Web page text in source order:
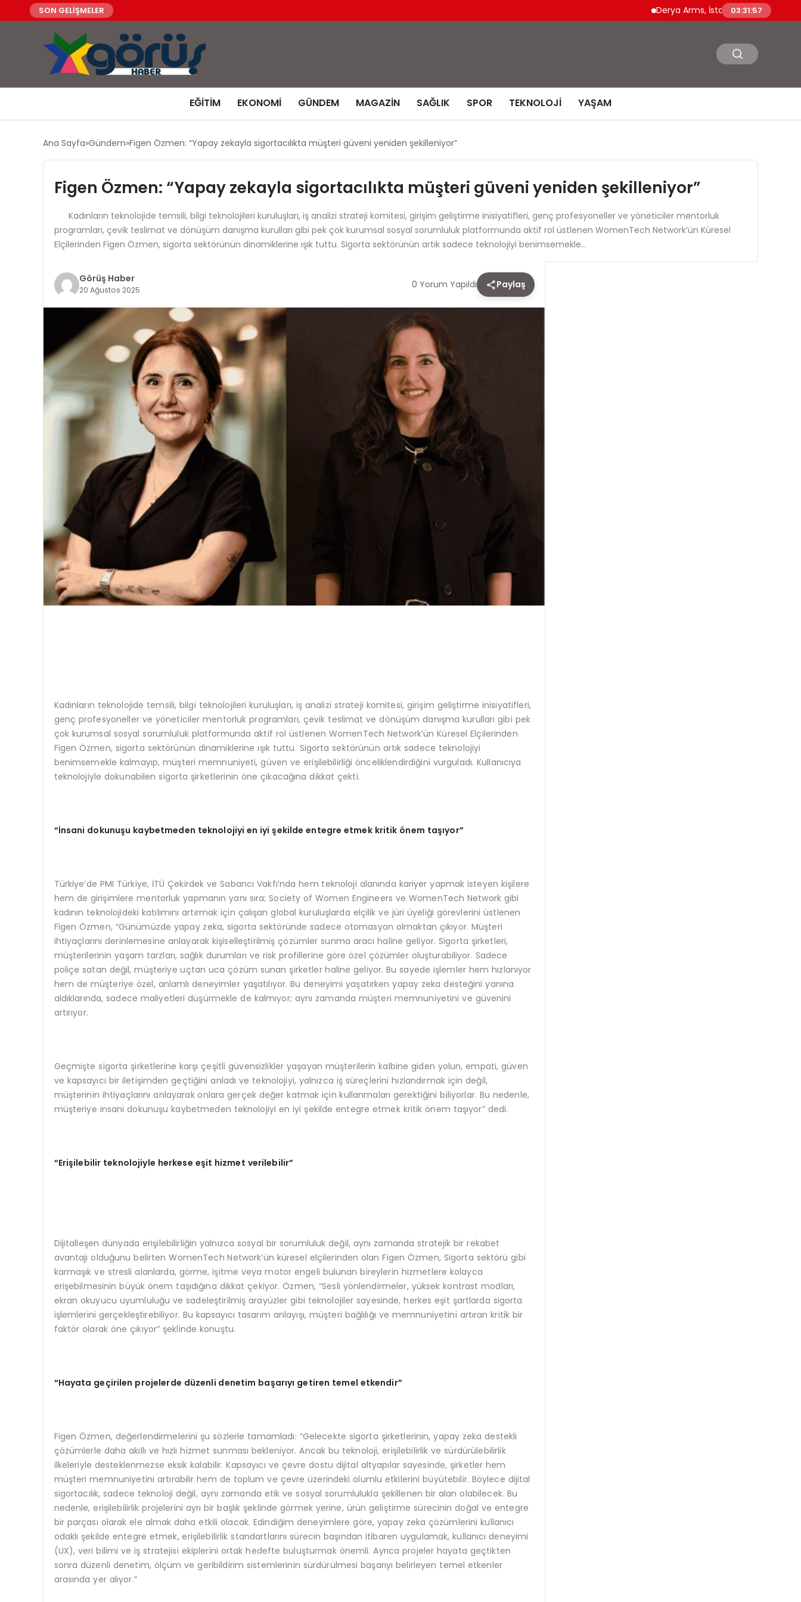
SON GELİŞMELER Derya Arms, İstanbul Prohunt 2026’da
03:31:58
EĞITIM EKONOMI GÜNDEM MAGAZIN SAĞLIK SPOR TEKNOLOJI YAŞAM
Ana Sayfa Gündem Figen Özmen: “Yapay zekayla sigortacılıkta müşteri güveni yeniden şekilleniyor”
Figen Özmen: “Yapay zekayla sigortacılıkta müşteri güveni yeniden şekilleniyor”
Kadınların teknolojide temsili, bilgi teknolojileri kuruluşları, iş analizi strateji komitesi, girişim geliştirme inisiyatifleri, genç profesyoneller ve yöneticiler mentorluk
programları, çevik teslimat ve dönüşüm danışma kurulları gibi pek çok kurumsal sosyal sorumluluk platformunda aktif rol üstlenen WomenTech Network’ün Küresel
Elçilerinden Figen Özmen, sigorta sektörünün dinamiklerine ışık tuttu. Sigorta sektörünün artık sadece teknolojiyi benimsemekle…
Görüş Haber
20 Ağustos 2025 0 Yorum Yapıldı Paylaş
Kadınların teknolojide temsili, bilgi teknolojileri kuruluşları, iş analizi strateji komitesi, girişim geliştirme inisiyatifleri,
genç profesyoneller ve yöneticiler mentorluk programları, çevik teslimat ve dönüşüm danışma kurulları gibi pek
çok kurumsal sosyal sorumluluk platformunda aktif rol üstlenen WomenTech Network’ün Küresel Elçilerinden
Figen Özmen, sigorta sektörünün dinamiklerine ışık tuttu. Sigorta sektörünün artık sadece teknolojiyi
benimsemekle kalmayıp, müşteri memnuniyeti, güven ve erişilebilirliği önceliklendirdiğini vurguladı. Kullanıcıya
teknolojiyle dokunabilen sigorta şirketlerinin öne çıkacağına dikkat çekti.
“İnsani dokunuşu kaybetmeden teknolojiyi en iyişekilde entegre etmek kritik önem taşıyor”
Türkiye’de PMI Türkiye, İTÜ Çekirdek ve Sabancı Vakfı’nda hem teknoloji alanında kariyer yapmak isteyen kişilere
hem de girişimlere mentorluk yapmanın yanı sıra; Society of Women Engineers ve WomenTech Network gibi
kadının teknolojideki katılımını artırmak için çalışan global kuruluşlarda elçilik ve jüri üyeliği görevlerini üstlenen
Figen Özmen, “Günümüzde yapay zeka, sigorta sektöründe sadece otomasyon olmaktan çıkıyor. Müşteri
ihtiyaçlarını derinlemesine anlayarak kişiselleştirilmiş çözümler sunma aracı haline geliyor. Sigorta şirketleri,
müşterilerinin yaşam tarzları, sağlık durumları ve risk profillerine göre özel çözümler oluşturabiliyor. Sadece
poliçe satan değil, müşteriye uçtan uca çözüm sunan şirketler haline geliyor. Bu sayede işlemler hem hızlanıyor
hem de müşteriye özel, anlamlı deneyimler yaşatılıyor. Bu deneyimi yaşatırken yapay zeka desteğini yanına
aldıklarında, sadece maliyetleri düşürmekle de kalmıyor; aynı zamanda müşteri memnuniyetini ve güvenini
artırıyor.
Geçmişte sigorta şirketlerine karşı çeşitli güvensizlikler yaşayan müşterilerin kalbine giden yolun, empati, güven
ve kapsayıcı bir iletişimden geçtiğini anladı ve teknolojiyi, yalnızca iş süreçlerini hızlandırmak için değil,
müşterinin ihtiyaçlarını anlayarak onlara gerçek değer katmak için kullanmaları gerektiğini biliyorlar. Bu nedenle,
müşteriye insani dokunuşu kaybetmeden teknolojiyi en iyi şekilde entegre etmek kritik önem taşıyor” dedi.
“Erişilebilir teknolojiyle herkese eşit hizmet verilebilir”
Dijitalleşen dünyada erişilebilirliğin yalnızca sosyal bir sorumluluk değil, aynı zamanda stratejik bir rekabet
avantajı olduğunu belirten WomenTech Network’ün küresel elçilerinden olan Figen Özmen, Sigorta sektörü gibi
karmaşık ve stresli alanlarda, görme, işitme veya motor engeli bulunan bireylerin hizmetlere kolayca
erişebilmesinin büyük önem taşıdığına dikkat çekiyor. Özmen, “Sesli yönlendirmeler, yüksek kontrast modları,
ekran okuyucu uyumluluğu ve sadeleştirilmiş arayüzler gibi teknolojiler sayesinde, herkes eşit şartlarda sigorta
işlemlerini gerçekleştirebiliyor. Bu kapsayıcı tasarım anlayışı, müşteri bağlılığı ve memnuniyetini artıran kritik bir
faktör olarak öne çıkıyor” şeklinde konuştu.
“Hayata geçirilen projelerde düzenli denetim başarıyı getiren temel etkendir”
Figen Özmen, değerlendirmelerini şu sözlerle tamamladı: “Gelecekte sigorta şirketlerinin, yapay zeka destekli
çözümlerle daha akıllı ve hızlı hizmet sunması bekleniyor. Ancak bu teknoloji, erişilebilirlik ve sürdürülebilirlik
ilkeleriyle desteklenmezse eksik kalabilir. Kapsayıcı ve çevre dostu dijital altyapılar sayesinde, şirketler hem
müşteri memnuniyetini artırabilir hem de toplum ve çevre üzerindeki olumlu etkilerini büyütebilir. Böylece dijital
sigortacılık, sadece teknoloji değil, aynı zamanda etik ve sosyal sorumlulukla şekillenen bir alan olabilecek. Bu
nedenle, erişilebilirlik projelerini ayrı bir başlık şeklinde görmek yerine, ürün geliştirme sürecinin doğal ve entegre
bir parçası olarak ele almak daha etkili olacak. Edindiğim deneyimlere göre, yapay zeka çözümlerini kullanıcı
odaklı şekilde entegre etmek, erişilebilirlik standartlarını sürecin başından itibaren uygulamak, kullanıcı deneyimi
(UX), veri bilimi ve iş stratejisi ekiplerini ortak hedefte buluşturmak önemli. Ayrıca projeler hayata geçtikten
sonra düzenli denetim, ölçüm ve geribildirim sistemlerinin sürdürülmesi başarıyı belirleyen temel etkenler
arasında yer alıyor.”